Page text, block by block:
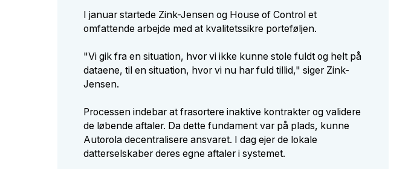
I januar startede Zink-Jensen og House of Control et
omfattende arbejde med at kvalitetssikre porteføljen.
"Vi gik fra en situation, hvor vi ikke kunne stole fuldt og helt på
dataene, til en situation, hvor vi nu har fuld tillid," siger Zink-
Jensen.
Processen indebar at frasortere inaktive kontrakter og validere
de løbende aftaler. Da dette fundament var på plads, kunne
Autorola decentralisere ansvaret. I dag ejer de lokale
datterselskaber deres egne aftaler i systemet.